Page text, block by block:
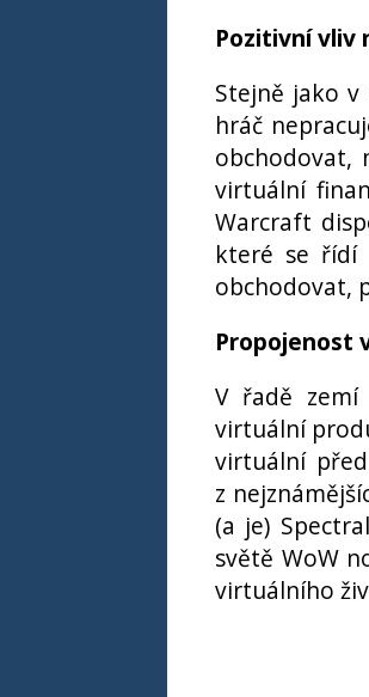
Pozitivní vliv
Stejně jako
hráč
obchodovat,
virtuální
Warcraft
které se řídí
obchodovat,
Propojenost
V řadě
virtuální
virtuální
z
(a je)
světě WoW
virtuálního